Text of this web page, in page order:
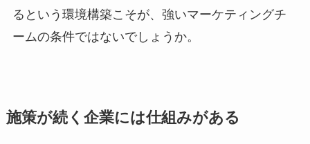
るという環境構築こそが、強いマーケティングチ
ームの条件ではないでしょうか。
施策が続く企業には仕組みがある